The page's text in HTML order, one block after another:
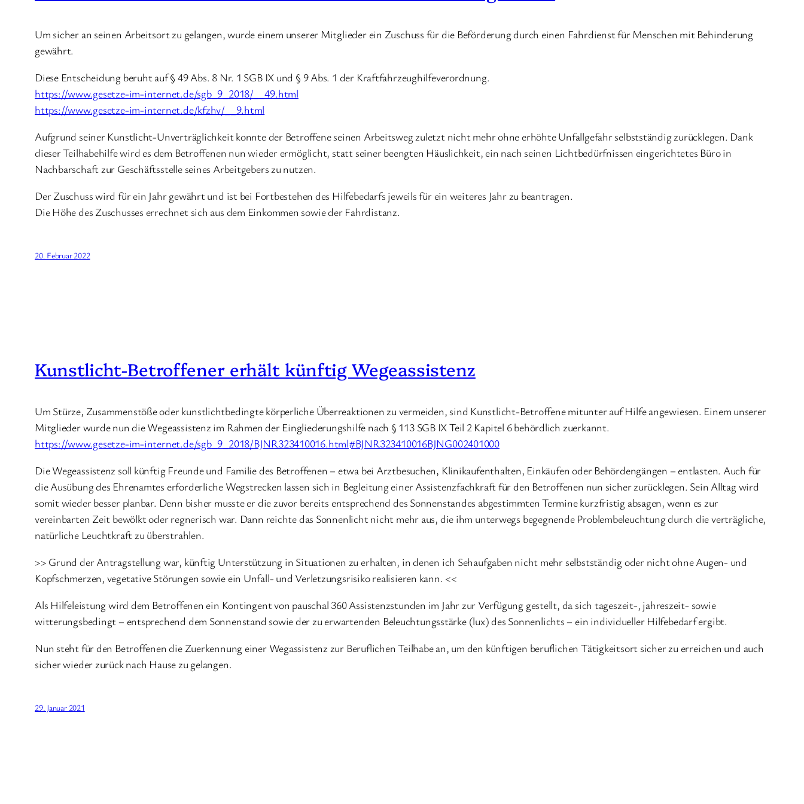
Um sicher an seinen Arbeitsort zu gelangen, wurde einem unserer Mitglieder ein Zuschuss für die Beförderung durch einen Fahrdienst für Menschen mit Behinderung
gewährt.
Diese Entscheidung beruht auf § 49 Abs. 8 Nr. 1 SGB IX und § 9 Abs. 1 der Kraftfahrzeughilfeverordnung.
https://www.gesetze-im-internet.de/sgb_9_2018/__49.html
https://www.gesetze-im-internet.de/kfzhv/__9.html
Aufgrund seiner Kunstlicht-Unverträglichkeit konnte der Betroffene seinen Arbeitsweg zuletzt nicht mehr ohne erhöhte Unfallgefahr selbstständig zurücklegen. Dank
dieser Teilhabehilfe wird es dem Betroffenen nun wieder ermöglicht, statt seiner beengten Häuslichkeit, ein nach seinen Lichtbedürfnissen eingerichtetes Büro in
Nachbarschaft zur Geschäftsstelle seines Arbeitgebers zu nutzen.
Der Zuschuss wird für ein Jahr gewährt und ist bei Fortbestehen des Hilfebedarfs jeweils für ein weiteres Jahr zu beantragen.
Die Höhe des Zuschusses errechnet sich aus dem Einkommen sowie der Fahrdistanz.
20. Februar 2022
Kunstlicht-Betroffener erhält künftig Wegeassistenz
Um Stürze, Zusammenstöße oder kunstlichtbedingte körperliche Überreaktionen zu vermeiden, sind Kunstlicht-Betroffene mitunter auf Hilfe angewiesen. Einem unserer
Mitglieder wurde nun die Wegeassistenz im Rahmen der Eingliederungshilfe nach § 113 SGB IX Teil 2 Kapitel 6 behördlich zuerkannt.
https://www.gesetze-im-internet.de/sgb_9_2018/BJNR323410016.html#BJNR323410016BJNG002401000
Die Wegeassistenz soll künftig Freunde und Familie des Betroffenen – etwa bei Arztbesuchen, Klinikaufenthalten, Einkäufen oder Behördengängen – entlasten. Auch für
die Ausübung des Ehrenamtes erforderliche Wegstrecken lassen sich in Begleitung einer Assistenzfachkraft für den Betroffenen nun sicher zurücklegen. Sein Alltag wird
somit wieder besser planbar. Denn bisher musste er die zuvor bereits entsprechend des Sonnenstandes abgestimmten Termine kurzfristig absagen, wenn es zur
vereinbarten Zeit bewölkt oder regnerisch war. Dann reichte das Sonnenlicht nicht mehr aus, die ihm unterwegs begegnende Problembeleuchtung durch die verträgliche,
natürliche Leuchtkraft zu überstrahlen.
>> Grund der Antragstellung war, künftig Unterstützung in Situationen zu erhalten, in denen ich Sehaufgaben nicht mehr selbstständig oder nicht ohne Augen- und
Kopfschmerzen, vegetative Störungen sowie ein Unfall- und Verletzungsrisiko realisieren kann. <<
Als Hilfeleistung wird dem Betroffenen ein Kontingent von pauschal 360 Assistenzstunden im Jahr zur Verfügung gestellt, da sich tageszeit-, jahreszeit- sowie
witterungsbedingt – entsprechend dem Sonnenstand sowie der zu erwartenden Beleuchtungsstärke (lux) des Sonnenlichts – ein individueller Hilfebedarf ergibt.
Nun steht für den Betroffenen die Zuerkennung einer Wegassistenz zur Beruflichen Teilhabe an, um den künftigen beruflichen Tätigkeitsort sicher zu erreichen und auch
sicher wieder zurück nach Hause zu gelangen.
29. Januar 2021